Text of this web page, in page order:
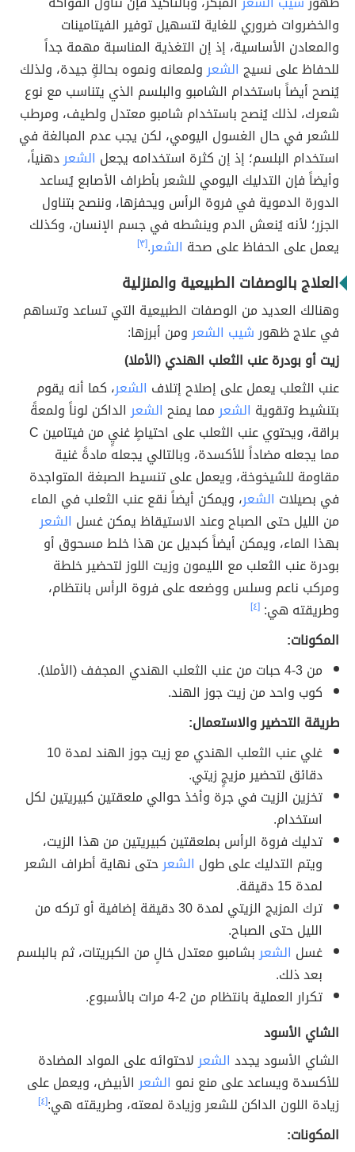
والخضروات ضروري للغاية لتسهيل توفير الفيتامينات
والمعادن الأساسية، إذ إن التغذية المناسبة مهمة جداً
للحفاظ على نسيج الشعرولمعانه ونموه بحالةٍ جيدة، ولذلك
يُنصح أيضاً باستخدام الشامبو والبلسم الذي يتناسب مع نوع
شعرك، لذلك يُنصح باستخدام شامبو معتدل ولطيف، ومرطب
للشعر في حال الغسول اليومي، لكن يجب عدم المبالغة في
استخدام البلسم؛ إذ إن كثرة استخدامه يجعل الشعردهنياً،
وأيضاً فإن التدليك اليومي للشعر بأطراف الأصابع يُساعد
الدورة الدموية في فروة الرأس ويحفزها، وننصح بتناول
الجزر؛ لأنه يُنعش الدم وينشطه في جسم الإنسان، وكذلك
يعمل على الحفاظ على صحة الشعر.[٣]
العلاج بالوصفات الطبيعية والمنزلية
وهنالك العديد من الوصفات الطبيعية التي تساعد وتساهم
في علاج ظهورشيب الشعرومن أبرزها:
زيت أو بودرة عنب الثعلب الهندي (الأملا)
عنب الثعلب يعمل على إصلاح إتلاف الشعر، كما أنه يقوم
بتنشيط وتقوية الشعرمما يمنح الشعرالداكن لوناً ولمعةً
براقة، ويحتوي عنب الثعلب على احتياطٍ غنيٍ من فيتامين C
مما يجعله مضاداً للأكسدة، وبالتالي يجعله مادةً غنية
مقاومة للشيخوخة، ويعمل على تنسيط الصبغة المتواجدة
في بصيلات الشعر، ويمكن أيضاً نقع عنب الثعلب في الماء
من الليل حتى الصباح وعند الاستيقاظ يمكن غسل الشعر
بهذا الماء، ويمكن أيضاً كبديل عن هذا خلط مسحوق أو
بودرة عنب الثعلب مع الليمون وزيت اللوز لتحضير خلطة
ومركب ناعم وسلس ووضعه على فروة الرأس بانتظام،
وطريقته هي: [٤]
المكونات:
من 3-4 حبات من عنب الثعلب الهندي المجفف (الأملا).
كوب واحد من زيت جوز الهند.
طريقة التحضير والاستعمال:
غلي عنب الثعلب الهندي مع زيت جوز الهند لمدة 10
دقائق لتحضير مزيجٍ زيتي.
تخزين الزيت في جرة وأخذ حوالي ملعقتين كبيريتين لكل
استخدام.
تدليك فروة الرأس بملعقتين كبيريتين من هذا الزيت،
ويتم التدليك على طول الشعرحتى نهاية أطراف الشعر
لمدة 15 دقيقة.
ترك المزيج الزيتي لمدة 30 دقيقة إضافية أو تركه من
الليل حتى الصباح.
غسل الشعربشامبو معتدل خالٍ من الكبريتات، ثم بالبلسم
بعد ذلك.
تكرار العملية بانتظام من 2-4 مرات بالأسبوع.
الشاي الأسود
الشاي الأسود يجدد الشعرلاحتوائه على المواد المضادة
للأكسدة ويساعد على منع نمو الشعرالأبيض، ويعمل على
زيادة اللون الداكن للشعر وزيادة لمعته، وطريقته هي:[٤]
المكونات: